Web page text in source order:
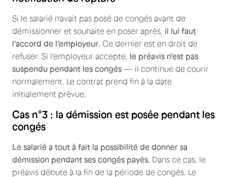
Si le salarié n'avait pas posé de congés avant de
démissionner et souhaite en poser après, il lui faut
l'accord de l'employeur . Ce dernier est en droit de
refuser. Si l'employeur accepte, le préavis n'est pas
suspendu pendant les congés — il continue de courir
normalement. Le contrat prend fin à la date
initialement prévue.
Cas n°3 : la démission est posée pendant les
congés
Le salarié a tout à fait la possibilité de donner sa
démission pendant ses congés payés. Dans ce cas, le
préavis débute à la fin de la période de congés. Le